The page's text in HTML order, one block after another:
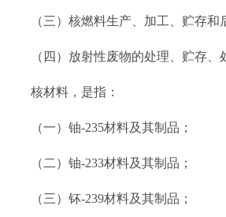
（三）核燃料生产、加工、贮存和
（四）放射性废物的处理、贮存、
核材料，是指：
（一）铀-235材料及其制品；
（二）铀-233材料及其制品；
（三）钚-239材料及其制品；